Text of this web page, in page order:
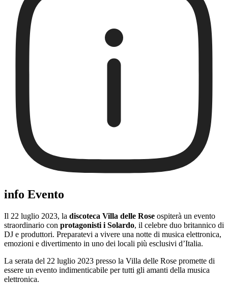
info Evento
Il 22 luglio 2023, la discoteca Villa delle Rose ospiterà un evento
straordinario con protagonisti i Solardo, il celebre duo britannico di
DJ e produttori. Preparatevi a vivere una notte di musica elettronica,
emozioni e divertimento in uno dei locali più esclusivi d’Italia.
La serata del 22 luglio 2023 presso la Villa delle Rose promette di
essere un evento indimenticabile per tutti gli amanti della musica
elettronica.